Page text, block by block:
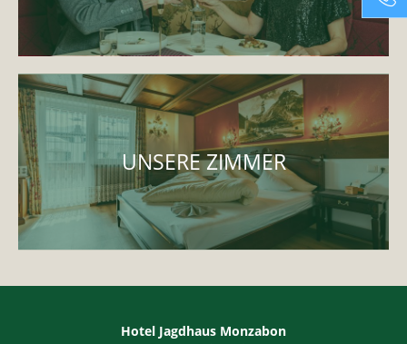
UNSERE ZIMMER
Hotel Jagdhaus Monzabon